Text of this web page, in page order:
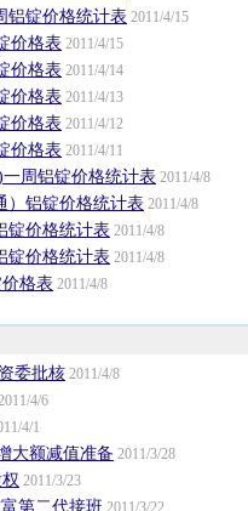
铝锭价格统计表 2011/4/15
价格表 2011/4/15
价格表 2011/4/14
价格表 2011/4/13
价格表 2011/4/12
价格表 2011/4/11
周铝锭价格统计表 2011/4/8
）铝锭价格统计表 2011/4/8
锭价格统计表 2011/4/8
锭价格统计表 2011/4/8
格表 2011/4/8
委批核 2011/4/8
4/6
4/1
大额减值准备 2011/3/28
2011/3/23
第二代接班 2011/3/22